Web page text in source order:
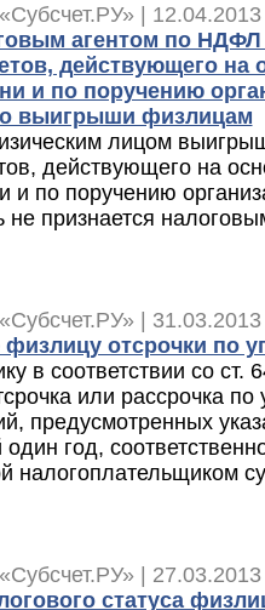
|
агентом по НДФЛ
действующего на
и по поручению
выигрыши физлицам
лицом
действующего на
и по поручению
не признается
|
физлицу отсрочки по
в соответствии со
или рассрочка по
предусмотренных
год,
налогоплательщиком
|
статуса